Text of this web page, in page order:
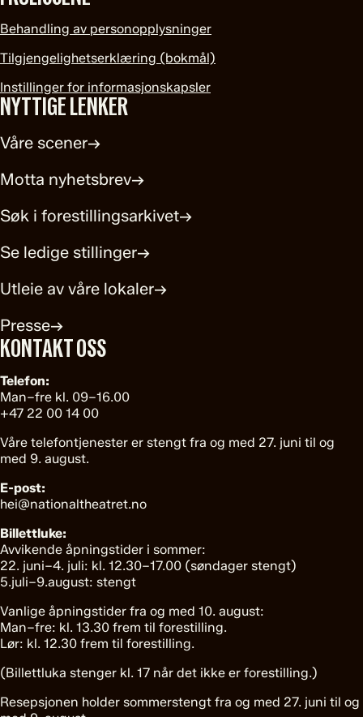
Behandling av personopplysninger
Tilgjengelighetserklæring (bokmål)
Instillinger for informasjonskapsler
NYTTIGE LENKER
Våre scener→
Motta nyhetsbrev→
Søk i forestillingsarkivet→
Se ledige stillinger→
Utleie av våre lokaler→
Presse→
KONTAKT OSS
Telefon:
Man–fre kl. 09–16.00
+47 22 00 14 00
Våre telefontjenester er stengt fra og med 27. juni til og
med 9. august.
E-post:
hei@nationaltheatret.no
Billettluke:
Avvikende åpningstider i sommer:
22. juni–4. juli: kl. 12.30–17.00 (søndager stengt)
5.juli–9.august: stengt
Vanlige åpningstider fra og med 10. august:
Man–fre: kl. 13.30 frem til forestilling.
Lør: kl. 12.30 frem til forestilling.
(Billettluka stenger kl. 17 når det ikke er forestilling.)
Resepsjonen holder sommerstengt fra og med 27. juni til og